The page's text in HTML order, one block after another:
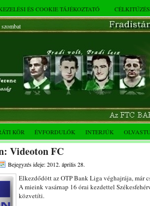
ÉS COOKIE TÁJÉKOZTATÓ
szombat
KÖR ÉVFORDULÓK INTERJÚK
Videoton FC
Bejegyzés ideje: 2012. április 28.
Elkezdődött az OTP Bank Liga véghajrája, már
A mieink vasárnap 16 órai kezdettel
közvetíti.